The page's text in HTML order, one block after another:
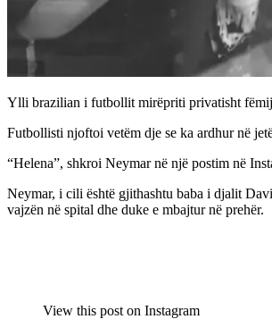
Ylli brazilian i futbollit mirëpriti privatisht
Futbollisti njoftoi vetëm dje se ka ardhur në
“Helena”, shkroi Neymar në një postim në
Neymar, i cili është gjithashtu baba i djalit
vajzën në spital dhe duke e mbajtur në prehër.
View this post on Instagram